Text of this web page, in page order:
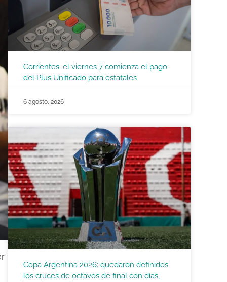
Corrientes: el viernes 7 comienza el pago
del Plus Unificado para estatales
6 agosto, 2026
Copa Argentina 2026: quedaron definidos
los cruces de octavos de final con días,